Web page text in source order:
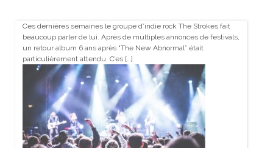
Ces dernières semaines le groupe d’indie rock The Strokes fait
beaucoup parler de lui. Après de multiples annonces de festivals,
un retour album 6 ans après “The New Abnormal” était
particulièrement attendu. C’es […]